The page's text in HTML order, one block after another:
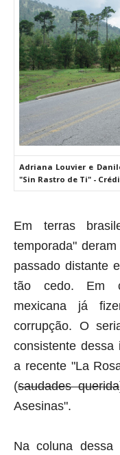
Adriana Louvier e
"Sin Rastro de Ti" -
Em terras
temporada"
passado distante
tão cedo. Em
mexicana já
corrupção. O
consistente dessa
a recente "La
(saudades querida
Asesinas".
Na coluna